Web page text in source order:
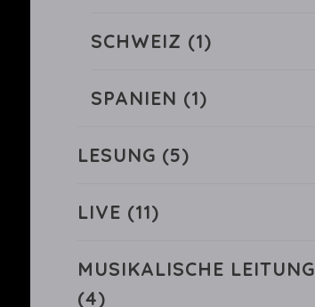
SCHWEIZ (1)
SPANIEN (1)
LESUNG (5)
LIVE (11)
MUSIKALISCHE LEITUNG
(4)